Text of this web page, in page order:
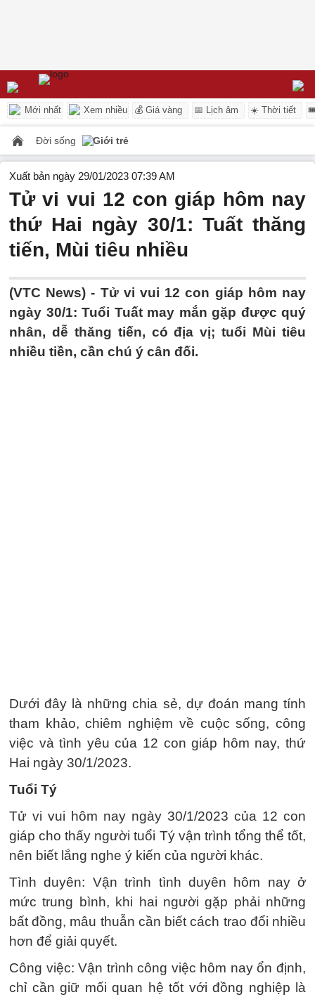
Mới nhất Xem nhiều 💰 Giá vàng 📅 Lịch âm ☀️ Thời tiết
Đời sống Giới trẻ
Xuất bản ngày 29/01/2023 07:39 AM
Tử vi vui 12 con giáp hôm nay
thứ Hai ngày 30/1: Tuất thăng
tiến, Mùi tiêu nhiều
(VTC News) - Tử vi vui 12 con giáp hôm nay
ngày 30/1: Tuổi Tuất may mắn gặp được quý
nhân, dễ thăng tiến, có địa vị; tuổi Mùi tiêu
nhiều tiền, cần chú ý cân đối.
Dưới đây là những chia sẻ, dự đoán mang tính
tham khảo, chiêm nghiệm về cuộc sống, công
việc và tình yêu của 12 con giáp hôm nay, thứ
Hai ngày 30/1/2023.
Tuổi Tý
Tử vi vui hôm nay ngày 30/1/2023 của 12 con
giáp cho thấy người tuổi Tý vận trình tổng thể tốt,
nên biết lắng nghe ý kiến ​​của người khác.
Tình duyên: Vận trình tình duyên hôm nay ở
mức trung bình, khi hai người gặp phải những
bất đồng, mâu thuẫn cần biết cách trao đổi nhiều
hơn để giải quyết.
Công việc: Vận trình công việc hôm nay ổn định,
chỉ cần giữ mối quan hệ tốt với đồng nghiệp là